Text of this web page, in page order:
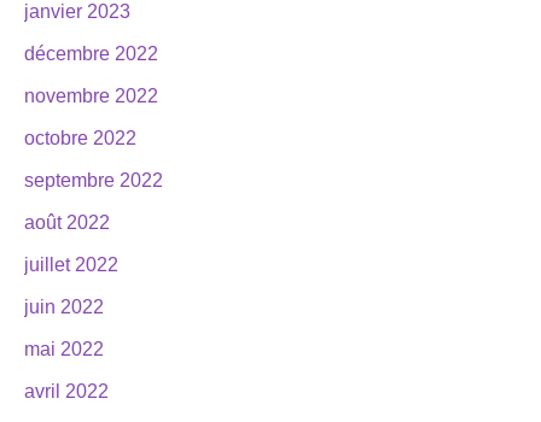
janvier 2023
décembre 2022
novembre 2022
octobre 2022
septembre 2022
août 2022
juillet 2022
juin 2022
mai 2022
avril 2022